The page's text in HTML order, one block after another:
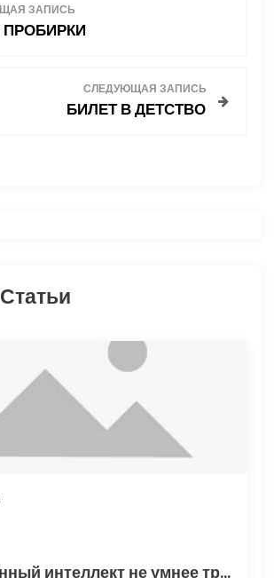
ЗАПИСЬ
ПРОБИРКИ
СЛЕДУЮЩАЯ ЗАПИСЬ
БИЛЕТ В ДЕТСТВО
Искусственный интеллект не умнее трехлетнего ребенка